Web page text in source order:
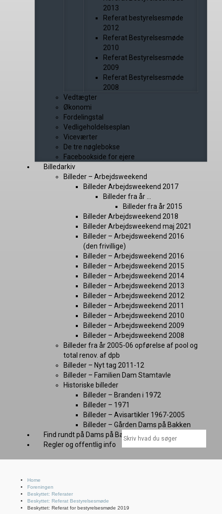
2013
Referat bestyrelsesmøde
2012
Referat Bestyrelsesmøde
2010
Referat Bestyrelsesmøde
2009
Referat Bestyrelsesmøde
2008
Vedtægter
Økonomi
Fordelingstal
Vedligeholdelsesplan
Viceværter
De tre nøglebokse
Facebookside for ejere
Billedarkiv
Billeder – Arbejdsweekend
Billeder Arbejdsweekend 2017
Billeder fra år …
Billeder fra år 2015
Billeder Arbejdsweekend 2018
Billeder Arbejdsweekend maj 2021
Billeder – Arbejdsweekend 2016
(den frivillige)
Billeder – Arbejdsweekend 2016
Billeder – Arbejdsweekend 2015
Billeder – Arbejdsweekend 2014
Billeder – Arbejdsweekend 2013
Billeder – Arbejdsweekend 2012
Billeder – Arbejdsweekend 2011
Billeder – Arbejdsweekend 2010
Billeder – Arbejdsweekend 2009
Billeder – Arbejdsweekend 2008
Billeder fra år 2005-06 opførelse af pool og
total renov. af dpb
Billeder – Nyt tag 2011-12
Billeder – Familien Dam Stamtavle
Historiske billeder
Billeder – Branden i 1972
Billeder – 1971
Billeder – Avisartikler 1967-2005
Billeder – Gården Dams på Bakken
Find rundt på Dams på Bakken
Regler og offentlig info
Home
Foreningen
Beskyttet: Referater
Beskyttet: Referat Bestyrelsesmøde
Beskyttet: Referat for bestyrelsesmøde 2019